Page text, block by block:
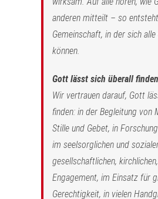
anderen mitteilt – so
Gemeinschaft, in der sich
können.
Gott lässt sich überall finden
Wir vertrauen darauf, Gott
finden: in der Begleitung von
Stille und Gebet, in
im seelsorglichen und
gesellschaftlichen,
Engagement, im Einsatz für
Gerechtigkeit, in vielen